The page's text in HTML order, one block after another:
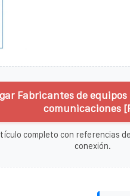
Fabricantes de
comunicaciones
completo con referencias
conexión.